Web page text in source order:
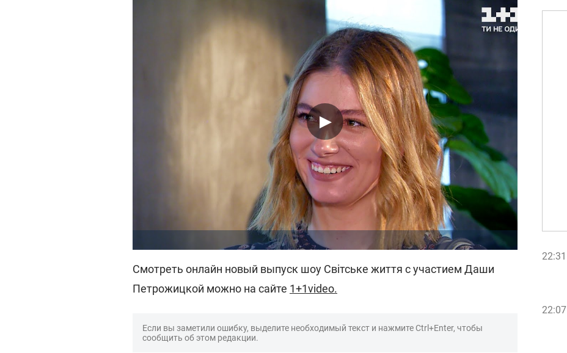
Смотреть онлайн новый выпуск шоу Світське життя с участием Даши
Петрожицкой можно на сайте 1+1video.
Если вы заметили ошибку, выделите необходимый текст и нажмите Ctrl+Enter, чтобы
сообщить об этом редакции.
22:31
22:07